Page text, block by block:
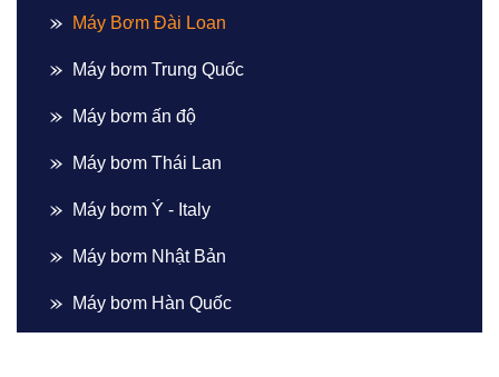
Máy Bơm Đài Loan
Máy bơm Trung Quốc
Máy bơm ấn độ
Máy bơm Thái Lan
Máy bơm Ý - Italy
Máy bơm Nhật Bản
Máy bơm Hàn Quốc